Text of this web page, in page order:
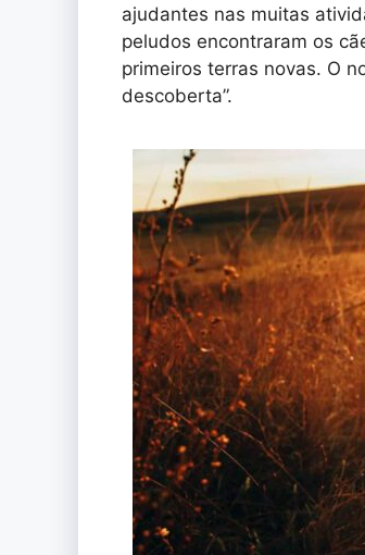
ajudantes nas muitas
peludos encontraram os
primeiros terras novas. O
descoberta”.